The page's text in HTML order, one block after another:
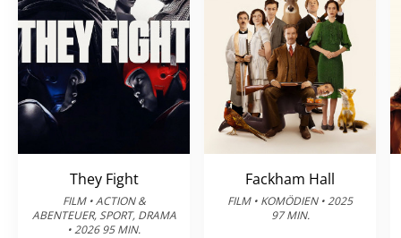
They Fight
FILM • ACTION &
ABENTEUER, SPORT, DRAMA
• 2026 95 MIN.
Fackham Hall
FILM • KOMÖDIEN • 2025
97 MIN.